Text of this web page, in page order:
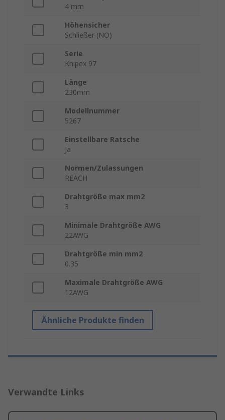
4 mm
Höhensicher
Schließer (NO)
Serie
Knipex 97
Länge
230mm
Modellnummer
5267
Einstellbare Ratsche
Ja
Normen/Zulassungen
REACH
Drahtgröße max mm2
3
Minimale Drahtgröße AWG
22AWG
Drahtgröße min mm2
0.35
Maximale Drahtgröße AWG
12AWG
Ähnliche Produkte finden
Verwandte Links